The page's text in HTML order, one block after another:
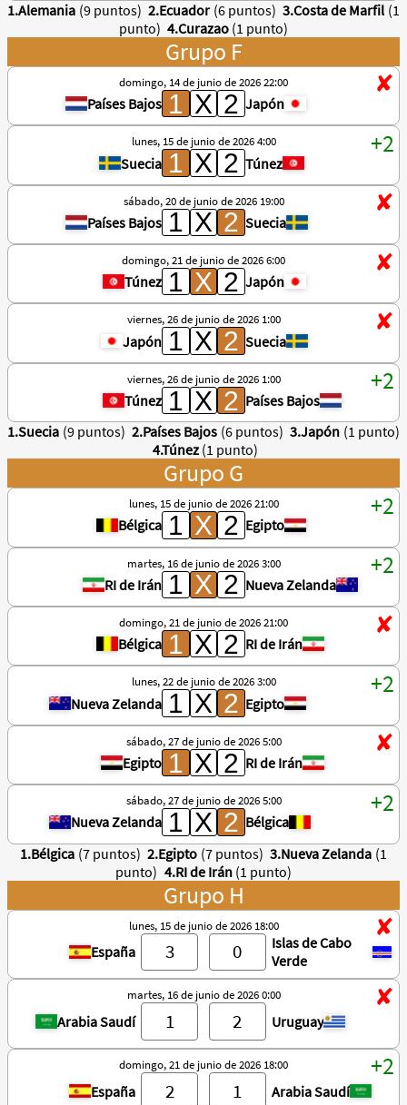
1.Alemania (9 puntos) 2.Ecuador (6 puntos) 3.Costa de Marfil (1
punto) 4.Curazao (1 punto)
Grupo F
domingo, 14 de junio de 2026 22:00
Países Bajos Japón
lunes, 15 de junio de 2026 4:00
Suecia Túnez
sábado, 20 de junio de 2026 19:00
Países Bajos Suecia
domingo, 21 de junio de 2026 6:00
Túnez Japón
viernes, 26 de junio de 2026 1:00
Japón Suecia
viernes, 26 de junio de 2026 1:00
Túnez
Países Bajos
1.Suecia (9 puntos) 2.Países Bajos (6 puntos) 3.Japón (1 punto)
4.Túnez (1 punto)
Grupo G
lunes, 15 de junio de 2026 21:00
Bélgica Egipto
martes, 16 de junio de 2026 3:00
RI de Irán Nueva Zelanda
domingo, 21 de junio de 2026 21:00
Bélgica RI de Irán
lunes, 22 de junio de 2026 3:00
Nueva Zelanda Egipto
sábado, 27 de junio de 2026 5:00
Egipto RI de Irán
sábado, 27 de junio de 2026 5:00
Nueva Zelanda
Bélgica
1.Bélgica (7 puntos) 2.Egipto (7 puntos) 3.Nueva Zelanda (1
punto) 4.RI de Irán (1 punto)
Grupo H
lunes, 15 de junio de 2026 18:00
España
Islas de Cabo
Verde
martes, 16 de junio de 2026 0:00
Arabia Saudí Uruguay
domingo, 21 de junio de 2026 18:00
España Arabia Saudí